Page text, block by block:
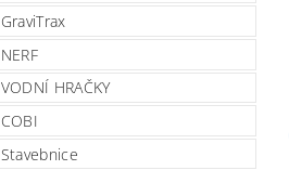
GraviTrax
NERF
VODNÍ HRAČKY
COBI
Stavebnice